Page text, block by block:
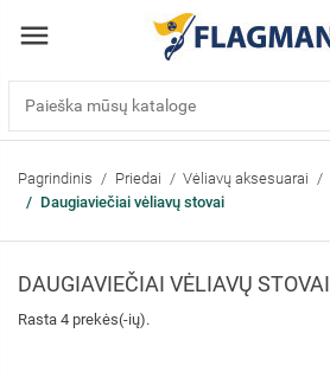
Pagrindinis Priedai Vėliavų aksesuarai
Daugiaviečiai vėliavų stovai
DAUGIAVIEČIAI VĖLIAVŲ STOVAI
Rasta 4 prekės(-ių).